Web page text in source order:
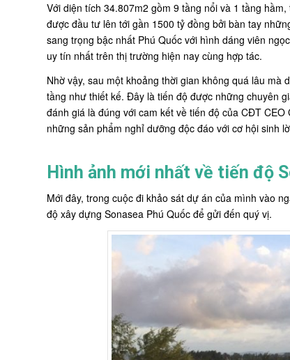
Với diện tích 34.807m2 gồm 9 tầng nổi và 1 tầng
được đầu tư lên tới gần 1500 tỷ đồng bởi bàn tay
sang trọng bậc nhất Phú Quốc với hình dáng viên
uy tín nhất trên thị trường hiện nay cùng hợp tác.
Nhờ vậy, sau một khoảng thời gian không quá lâu
tầng như thiết kế. Đây là tiến độ được những chuyên
đánh giá là đúng với cam kết về tiến độ của CĐT
những sản phẩm nghỉ dưỡng độc đáo với cơ hội sinh
Hình ảnh mới nhất về tiến độ
Mới đây, trong cuộc đi khảo sát dự án của mình vào
độ xây dựng Sonasea Phú Quốc để gửi đến quý vị.